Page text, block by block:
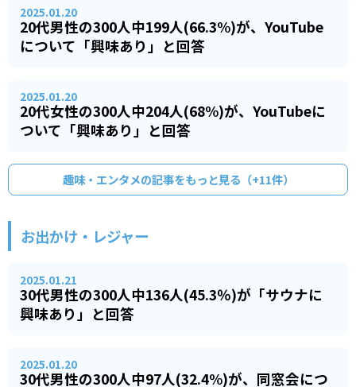
2025.01.20
20代男性の300人中199人(66.3%)が、YouTube
について「興味あり」と回答
2025.01.20
20代女性の300人中204人(68%)が、YouTubeに
ついて「興味あり」と回答
趣味・エンタメの記事をもっと見る（+11件）
お出かけ・レジャー
2025.01.21
30代男性の300人中136人(45.3％)が「サウナに
興味あり」と回答
2025.01.20
30代男性の300人中97人(32.4%)が、同窓会につ